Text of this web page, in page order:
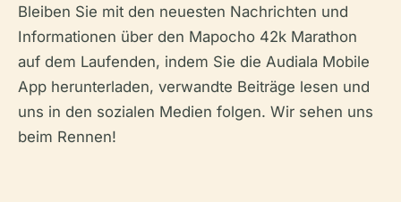
Bleiben Sie mit den neuesten Nachrichten und
Informationen über den Mapocho 42k Marathon
auf dem Laufenden, indem Sie die Audiala Mobile
App herunterladen, verwandte Beiträge lesen und
uns in den sozialen Medien folgen. Wir sehen uns
beim Rennen!